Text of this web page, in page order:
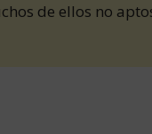
de ellos no